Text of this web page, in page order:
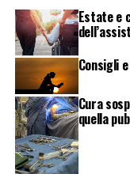
Estate e
Consigli
Cura
quella